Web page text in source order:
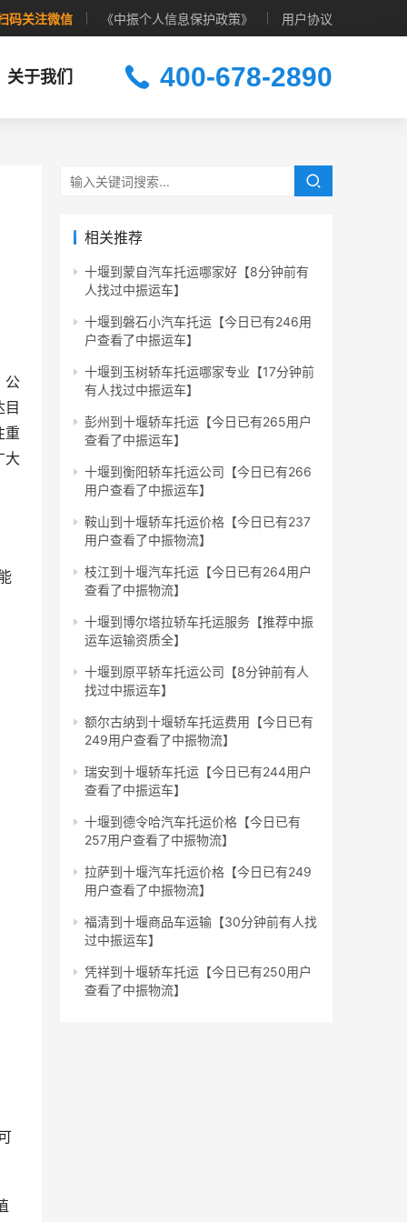
码关注微信 《中振个人信息保护政策》 用户协议
关于我们 400-678-2890
公
重
大
相关推荐
十堰到蒙自汽车托运哪家好【8分钟前有
人找过中振运车】
十堰到磐石小汽车托运【今日已有246用
户查看了中振运车】
十堰到玉树轿车托运哪家专业【17分钟前
有人找过中振运车】
彭州到十堰轿车托运【今日已有265用户
查看了中振运车】
十堰到衡阳轿车托运公司【今日已有266
用户查看了中振运车】
鞍山到十堰轿车托运价格【今日已有237
用户查看了中振物流】
枝江到十堰汽车托运【今日已有264用户
查看了中振物流】
十堰到博尔塔拉轿车托运服务【推荐中振
运车运输资质全】
十堰到原平轿车托运公司【8分钟前有人
找过中振运车】
额尔古纳到十堰轿车托运费用【今日已有
249用户查看了中振物流】
瑞安到十堰轿车托运【今日已有244用户
查看了中振运车】
十堰到德令哈汽车托运价格【今日已有
257用户查看了中振物流】
拉萨到十堰汽车托运价格【今日已有249
用户查看了中振物流】
福清到十堰商品车运输【30分钟前有人找
过中振运车】
凭祥到十堰轿车托运【今日已有250用户
查看了中振物流】